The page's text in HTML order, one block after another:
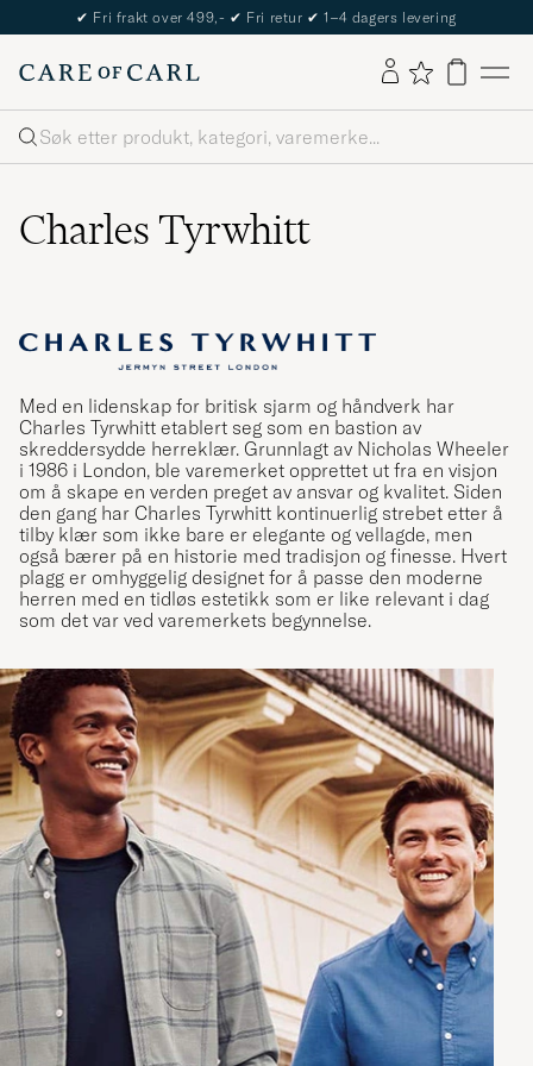
✔ Fri frakt over 499,- ✔ Fri retur ✔ 1–4 dagers levering
Søk
Charles Tyrwhitt
Med en lidenskap for britisk sjarm og håndverk har
Charles Tyrwhitt etablert seg som en bastion av
skreddersydde herreklær. Grunnlagt av Nicholas Wheeler
i 1986 i London, ble varemerket opprettet ut fra en visjon
om å skape en verden preget av ansvar og kvalitet. Siden
den gang har Charles Tyrwhitt kontinuerlig strebet etter å
tilby klær som ikke bare er elegante og vellagde, men
også bærer på en historie med tradisjon og finesse. Hvert
plagg er omhyggelig designet for å passe den moderne
herren med en tidløs estetikk som er like relevant i dag
som det var ved varemerkets begynnelse.